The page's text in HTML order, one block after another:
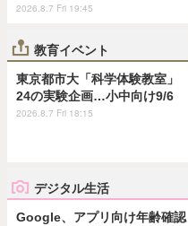
2026.8.7 Fri 19:45
教育イベント
東京都市大「科学体験教室」
24の実験企画…小中向け9/6
2026.8.7 Fri 18:15
デジタル生活
Google、アプリ向け年齢確認